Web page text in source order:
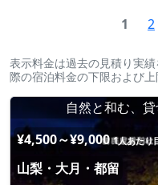
1 2
表示料金は過去の見積り実
際の宿泊料金の下限および上
自然と和む、
¥4,500～¥9,000 1人あたり
山梨・大月・都留